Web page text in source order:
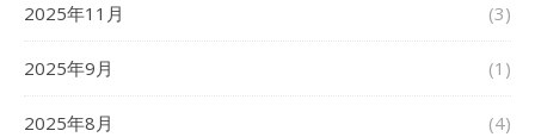
2025年11月 (3)
2025年9月 (1)
2025年8月 (4)